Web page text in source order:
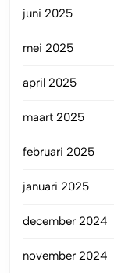
juni 2025
mei 2025
april 2025
maart 2025
februari 2025
januari 2025
december 2024
november 2024